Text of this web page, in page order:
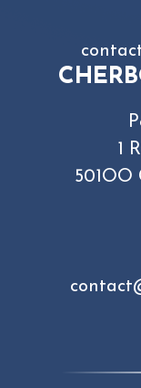
1
501OO